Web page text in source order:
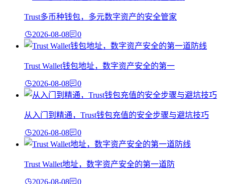
Trust多币种钱包，多元数字资产的安全管家
2026-08-08 0
Trust Wallet钱包地址，数字资产安全的第一
2026-08-08 0
从入门到精通，Trust钱包充值的安全步骤与避坑技巧
2026-08-08 0
Trust Wallet地址，数字资产安全的第一道防
2026-08-08 0